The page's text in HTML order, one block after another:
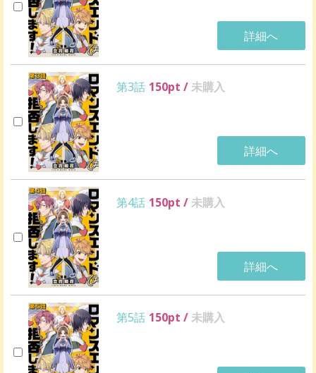
詳細へ
第3話 150pt /未購入
詳細へ
第4話 150pt /未購入
詳細へ
第5話 150pt /未購入